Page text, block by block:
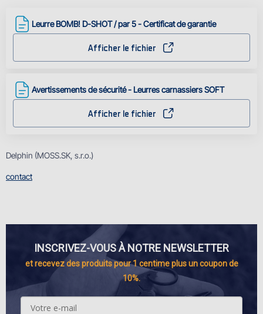
Leurre BOMB! D-SHOT / par 5 - Certificat de garantie
Afficher le fichier
Avertissements de sécurité - Leurres carnassiers SOFT
Afficher le fichier
Delphin (MOSS.SK, s.r.o.)
contact
INSCRIVEZ-VOUS À NOTRE NEWSLETTER
et recevez des produits pour 1 centime plus un coupon de
10%.